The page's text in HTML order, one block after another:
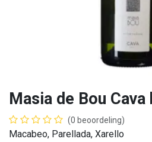
Masia de Bou Cava
(0 beoordeling)
Macabeo, Parellada, Xarello